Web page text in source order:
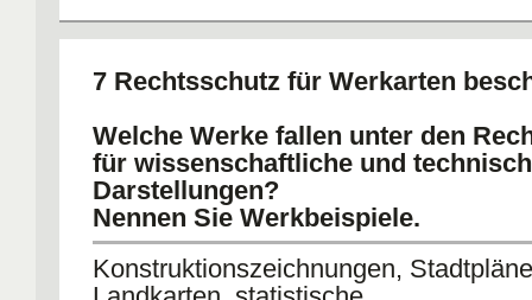
Rechte von Bildfolgen 50 Jahre und
(Laufbilder)
Rechte an Tonträgern 25 Jahre
Rechte an digitalen Präsentationen
7 Rechtsschutz für Werkarten
Welche Werke fallen unter den
für wissenschaftliche und
Darstellungen?
Nennen Sie Werkbeispiele.
Konstruktionszeichnungen,